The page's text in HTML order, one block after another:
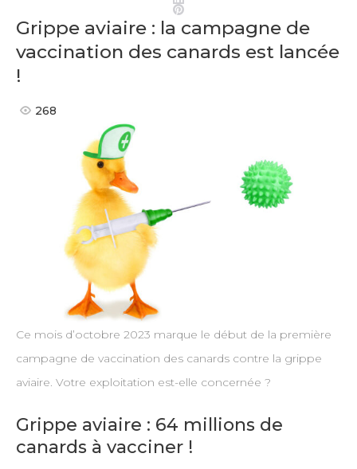
Pinterest
Grippe aviaire : la campagne de
vaccination des canards est lancée
!
268
Ce mois d’octobre 2023 marque le début de la première
campagne de vaccination des canards contre la grippe
aviaire. Votre exploitation est-elle concernée ?
Grippe aviaire : 64 millions de
canards à vacciner !